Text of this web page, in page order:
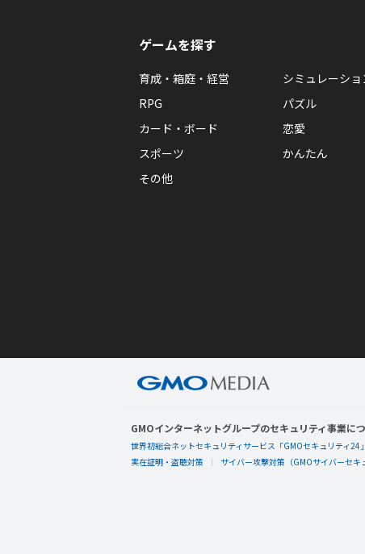
ゲームを探す
育成・箱庭・経営
シミュレーショ
RPG
パズル
カード・ボード
恋愛
スポーツ
かんたん
その他
GMOインターネットグループのセキュリティ事業に
世界初総合ネットセキュリティサービス「GMOセキュリティ24」
実在証明・盗聴対策
サイバー攻撃対策（GMOサイバーセキ